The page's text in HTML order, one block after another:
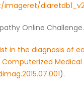
Online
in the diagnosis of
Computerized
).